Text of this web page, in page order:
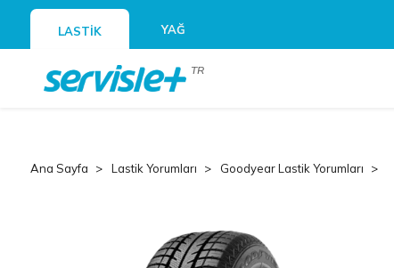
LASTİK YAĞ
TR
Ana Sayfa Lastik Yorumları Goodyear Lastik Yorumları